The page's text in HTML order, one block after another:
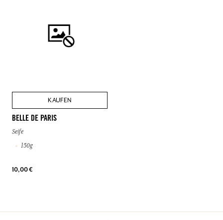
KAUFEN
BELLE DE PARIS
Seife
150g
10,00 €